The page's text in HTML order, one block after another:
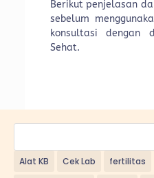
Berikut penjelasan
sebelum
konsultasi dengan
Sehat.
Alat KB Cek Lab fertilitas